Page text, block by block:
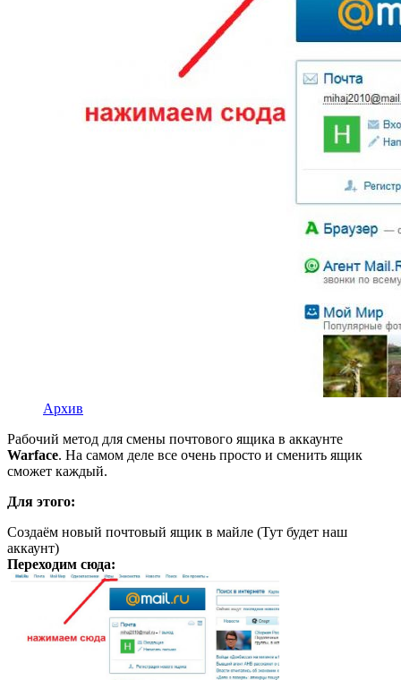
Архив
Рабочий метод для смены почтового ящика в аккаунте
Warface. На самом деле все очень просто и сменить ящик
сможет каждый.
Для этого:
Создаём новый почтовый ящик в майле (Тут будет наш
аккаунт)
Переходим сюда: